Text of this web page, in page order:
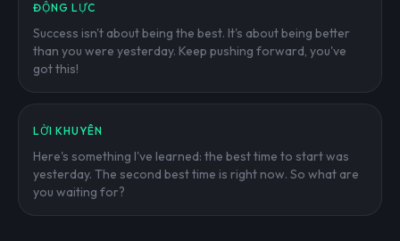
ĐỘNG LỰC
Success isn't about being the best. It's about being better
than you were yesterday. Keep pushing forward, you've
got this!
LỜI KHUYÊN
Here's something I've learned: the best time to start was
yesterday. The second best time is right now. So what are
you waiting for?